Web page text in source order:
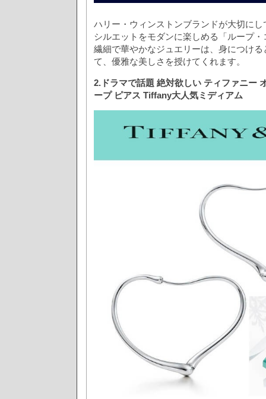
ハリー・ウィンストンブランドが大切に
シルエットをモダンに楽しめる「ループ
繊細で華やかなジュエリーは、身につけ
て、優雅な美しさを授けてくれます。
2.ドラマで話題 絶対欲しい ティファニー
ープ ピアス Tiffany大人気ミディアム